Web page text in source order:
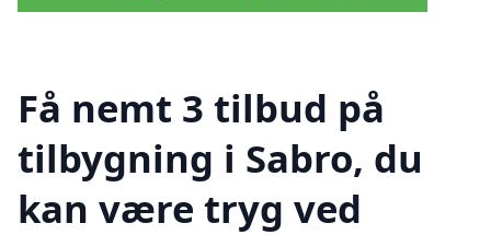
Få nemt 3 tilbud på
tilbygning i Sabro, du
kan være tryg ved